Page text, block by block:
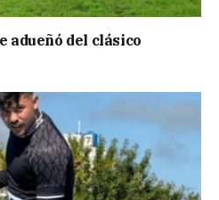
adueñó del clásico